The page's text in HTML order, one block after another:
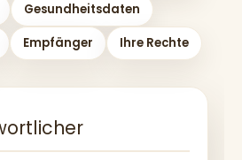
Gesundheitsdaten
Empfänger Ihre Rechte